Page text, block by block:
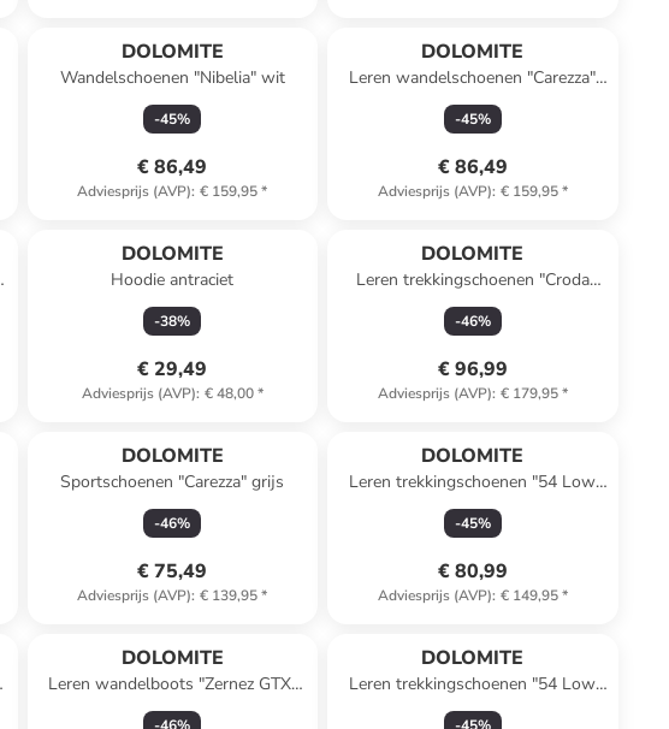
DOLOMITE
Wandelschoenen "Nibelia" wit
-45%
€ 86,49
Adviesprijs (AVP): € 159,95*
DOLOMITE
Leren wandelschoenen "Carezza"
donkerblauw
-45%
€ 86,49
Adviesprijs (AVP): € 159,95*
DOLOMITE
Hoodie antraciet
-38%
€ 29,49
Adviesprijs (AVP): € 48,00*
DOLOMITE
Leren trekkingschoenen "Croda
Nera GTX" antraciet
-46%
€ 96,99
Adviesprijs (AVP): € 179,95*
DOLOMITE
Sportschoenen "Carezza" grijs
-46%
€ 75,49
Adviesprijs (AVP): € 139,95*
DOLOMITE
Leren trekkingschoenen "54 Low
Evo" oranje
-45%
€ 80,99
Adviesprijs (AVP): € 149,95*
DOLOMITE
Leren wandelboots "Zernez GTX"
kaki
DOLOMITE
Leren trekkingschoenen "54 Low
GTX" grijs